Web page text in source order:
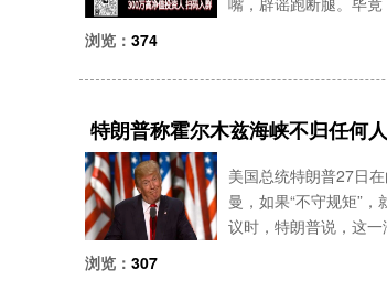
浏览： 374
特朗普称霍尔木兹海峡不归任何
美国总统特朗普27日
曼，如果“不守规矩”
议时，特朗普说，这
浏览： 307